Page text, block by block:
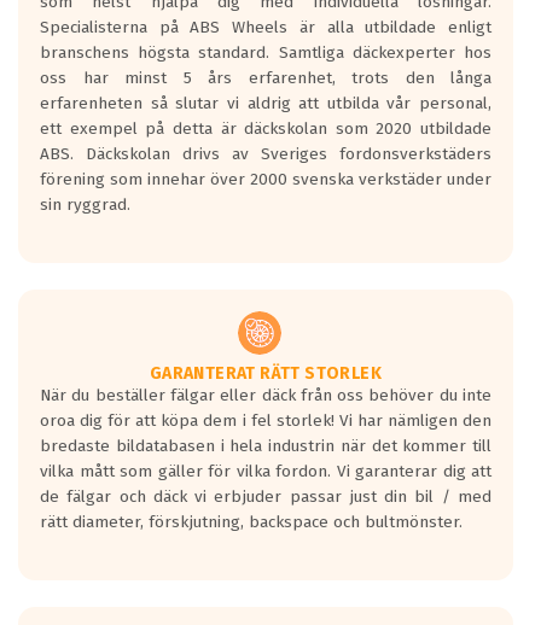
den kortaste bromssträckan och F är den
längsta.
Inga D eller G betyg delas ut för
personbilar och lätta lastbilar.
Betyget sätts efter ett test där däcken
skall bromsa in på en väg där det ligger
0.5-1.5 mm vatten.
I 80km/h kommer skillnaden på
Vid körning i över 50km/h brukar
rullmotståndets ljud överträffa
motorljudet.
På däckmärkningen kommer det finnas
en symbol av ett däck med vågar. Hög
bullernivå markeras med svarta vågor
medans de vita vågorna påvisar om det är
ett tyst däck.
Specialisterna på ABS Wheels är alla utbildade enligt
branschens högsta standard. Samtliga däckexperter hos
oss har minst 5 års erfarenhet, trots den långa
erfarenheten så slutar vi aldrig att utbilda vår personal,
ett exempel på detta är däckskolan som 2020 utbildade
ABS. Däckskolan drivs av Sveriges fordonsverkstäders
förening som innehar över 2000 svenska verkstäder under
sin ryggrad.
GARANTERAT RÄTT STORLEK
När du beställer fälgar eller däck från oss behöver du inte
oroa dig för att köpa dem i fel storlek! Vi har nämligen den
bredaste bildatabasen i hela industrin när det kommer till
vilka mått som gäller för vilka fordon. Vi garanterar dig att
de fälgar och däck vi erbjuder passar just din bil / med
rätt diameter, förskjutning, backspace och bultmönster.